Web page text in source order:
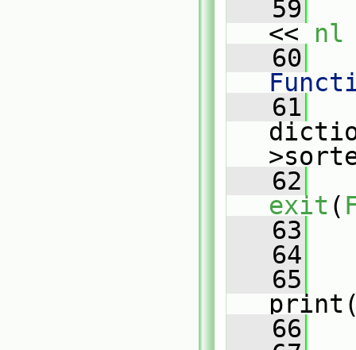
   59
<< nl
   60
   61
   62
exit (
   63
   64
   65
   66